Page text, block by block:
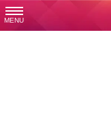
MENU